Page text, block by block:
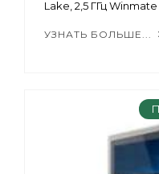
Lake, 2,5 ГГц Winmate
УЗНАТЬ БОЛЬШЕ...